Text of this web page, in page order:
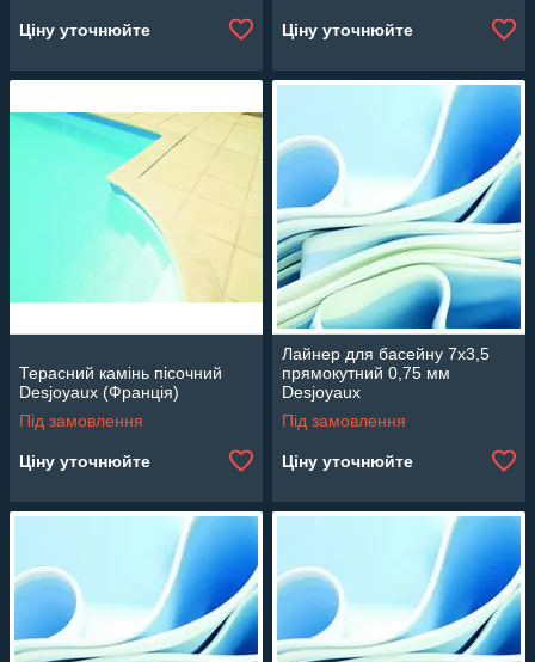
Ціну уточнюйте Ціну уточнюйте
Терасний камінь пісочний
Desjoyaux (Франція)
Під замовлення
Ціну уточнюйте
Лайнер для басейну 7х3,5
прямокутний 0,75 мм
Desjoyaux
Під замовлення
Ціну уточнюйте